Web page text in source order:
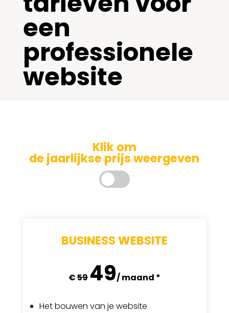
een
professionele
website
Klik om
de jaarlijkse prijs weergeven
BUSINESS WEBSITE
€59 49/ maand *
Het bouwen van je website